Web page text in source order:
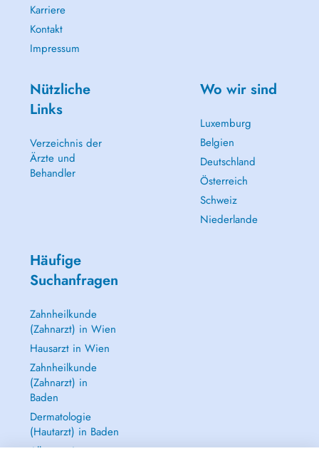
Karriere
Kontakt
Impressum
Nützliche
Links
Verzeichnis der
Ärzte und
Behandler
Wo wir sind
Luxemburg
Belgien
Deutschland
Österreich
Schweiz
Niederlande
Häufige
Suchanfragen
Zahnheilkunde
(Zahnarzt) in Wien
Hausarzt in Wien
Zahnheilkunde
(Zahnarzt) in
Baden
Dermatologie
(Hautarzt) in Baden
Alle anzeigen →